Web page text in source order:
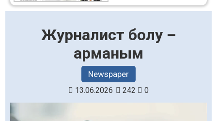
Журналист болу –
арманым
Newspaper
13.06.2026 242 0